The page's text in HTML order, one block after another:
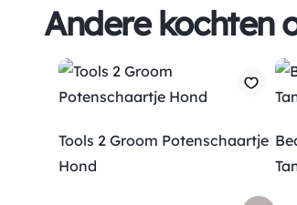
Andere kochten
Tools 2 Groom Potenschaartje
Hond